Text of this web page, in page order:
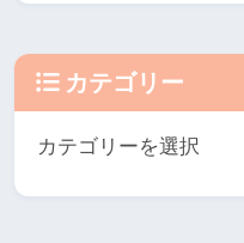
カテゴリー